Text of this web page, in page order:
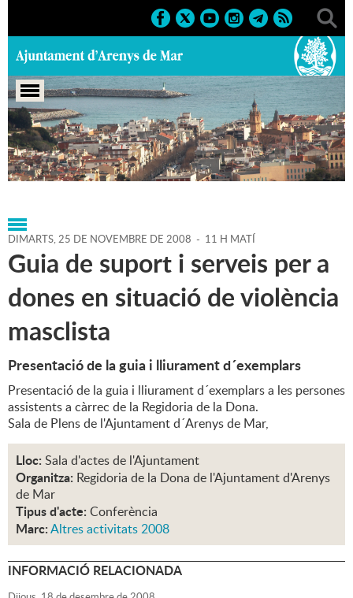
Portada > Agenda > 25-11-
2008 > Marcs > Culturals > 2008 > Altres activitats 2008
DIMARTS,25 DE NOVEMBRE DE 2008 - 11 H MATÍ
Guia de suport i serveis per a
dones en situació de violència
masclista
Presentació de la guia i lliurament d´exemplars
Presentació de la guia i lliurament d´exemplars a les persones
assistents a càrrec de la Regidoria de la Dona.
Sala de Plens de l'Ajuntament d´Arenys de Mar,
Lloc: Sala d'actes de l'Ajuntament
Organitza: Regidoria de la Dona de l'Ajuntament d'Arenys
de Mar
Tipus d'acte: Conferència
Marc:Altres activitats 2008
INFORMACIÓ RELACIONADA